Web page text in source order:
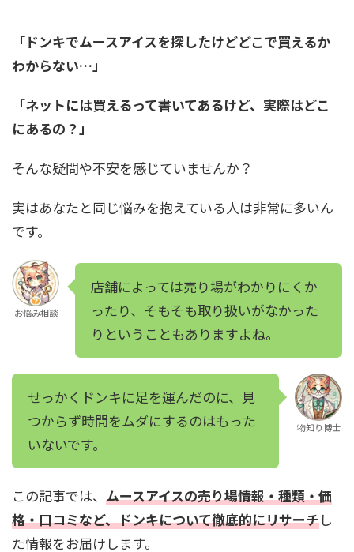
「ドンキでムースアイスを探したけどどこで買えるか
わからない…」
「ネットには買えるって書いてあるけど、実際はどこ
にあるの？」
そんな疑問や不安を感じていませんか？
実はあなたと同じ悩みを抱えている人は非常に多いん
です。
お悩み相談
店舗によっては売り場がわかりにくか
ったり、そもそも取り扱いがなかった
りということもありますよね。
せっかくドンキに足を運んだのに、見
つからず時間をムダにするのはもった
いないです。
物知り博士
この記事では、 ムースアイスの売り場情報・種類・価
格・口コミなど、ドンキについて徹底的にリサーチし
た情報をお届けします。